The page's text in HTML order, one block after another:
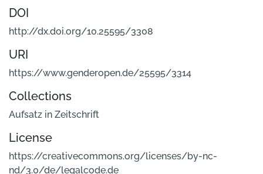
DOI
http://dx.doi.org/10.25595/3308
URI
https://www.genderopen.de/25595/3314
Collections
Aufsatz in Zeitschrift
License
https://creativecommons.org/licenses/by-nc-
nd/3.0/de/legalcode.de